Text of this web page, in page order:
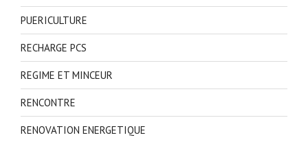
PUERICULTURE
RECHARGE PCS
REGIME ET MINCEUR
RENCONTRE
RENOVATION ENERGETIQUE